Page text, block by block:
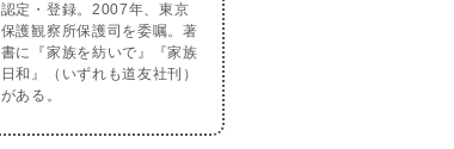
認定・登録。2007年、東京
保護観察所保護司を委嘱。著
書に『家族を紡いで』『家族
日和』（いずれも道友社刊）
がある。